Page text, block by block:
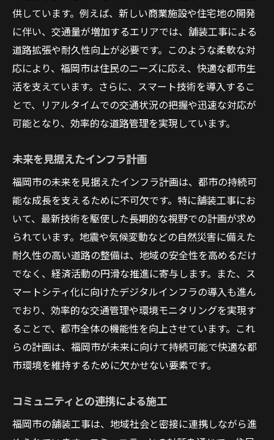
供しています。例えば、新しい商業施設や住宅地の開発
に伴い、交通量が増加するエリアでは、舗装工事による
道路拡張や耐久性向上が必要です。このような柔軟な対
応により、福岡市は住民のニーズに応え、快適な都市生
活を支えています。さらに、スマート技術を導入するこ
とで、リアルタイムでの交通状況の把握や迅速な対応が
可能となり、効率的な道路管理を実現しています。
未来を見据えたインフラ計画
福岡市の未来を見据えたインフラ計画は、都市の持続可
能な成長を支えるために不可欠です。特に舗装工事にお
いて、最新技術を駆使した長期的な視野での計画が求め
られています。地震や気候変動などの自然災害に備えた
耐久性の高い道路の整備は、地域の安全性を高めるだけ
でなく、経済活動の円滑な推進に寄与します。また、ス
マートシティ化に向けたデジタルインフラの導入も進ん
でおり、効率的な交通管理や環境モニタリングを実現す
ることで、都市全体の機能性を向上させています。これ
らの計画は、福岡市が未来に向けて持続可能で快適な都
市環境を維持するために欠かせない要素です。
コミュニティとの連携による施工
福岡市の舗装工事は、地域社会と密接に連携しながら進